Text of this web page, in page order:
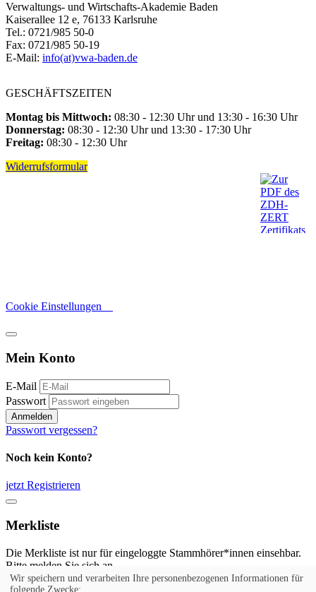
Verwaltungs- und Wirtschafts-Akademie Baden
Kaiserallee 12 e, 76133 Karlsruhe
Tel.: 0721/985 50-0
Fax: 0721/985 50-19
E-Mail: info(at)vwa-baden.de
GESCHÄFTSZEITEN
Montag bis Mittwoch: 08:30 - 12:30 Uhr und 13:30 - 16:30 Uhr
Donnerstag: 08:30 - 12:30 Uhr und 13:30 - 17:30 Uhr
Freitag: 08:30 - 12:30 Uhr
Widerrufsformular
Cookie Einstellungen
Mein Konto
E-Mail
Passwort
Anmelden
Passwort vergessen?
Noch kein Konto?
jetzt Registrieren
Merkliste
Die Merkliste ist nur für eingeloggte Stammhörer*innen einsehbar.
Bitte melden Sie sich an.
Anmelden
Wir speichern und verarbeiten Ihre personenbezogenen Informationen für
folgende Zwecke: